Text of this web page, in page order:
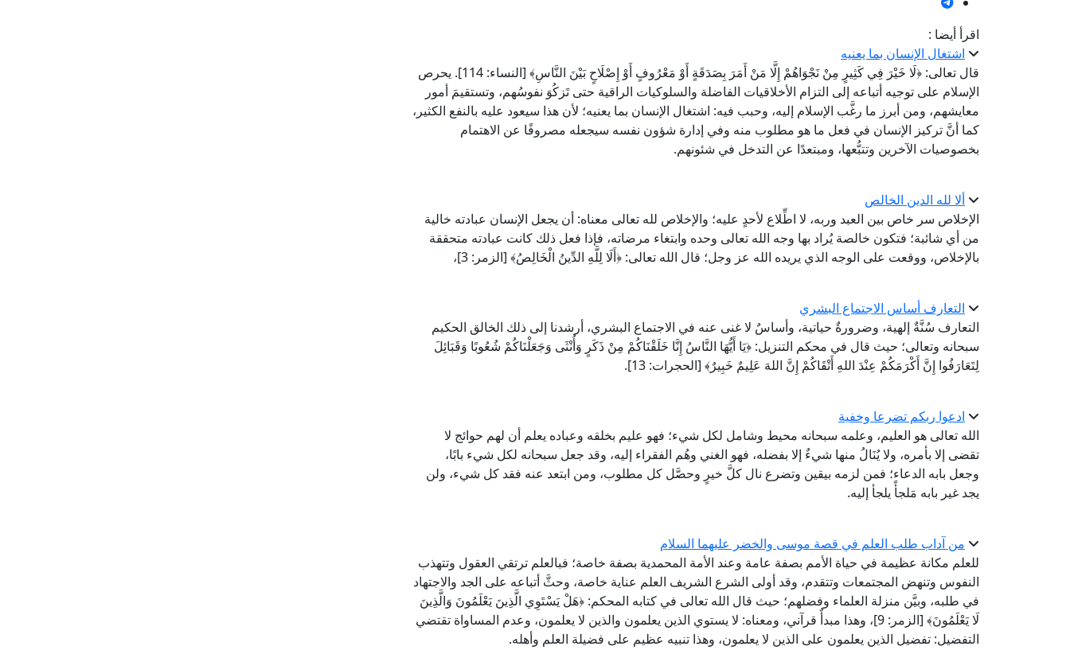
اقرأ أيضا :
اشتغال الإنسان بما يعنيه
قال تعالى: ﴿لَا خَيْرَ فِي كَثِيرٍ مِنْ نَجْوَاهُمْ إِلَّا مَنْ أَمَرَ بِصَدَقَةٍ أَوْ مَعْرُوفٍ أَوْ إِصْلَاحٍ بَيْنَ النَّاسِ﴾ [النساء: 114]. يحرص
الإسلام على توجيه أتباعه إلى التزام الأخلاقيات الفاضلة والسلوكيات الراقية حتى تَزكُوَ نفوسُهم، وتستقيمَ أمور
معايشهم، ومن أبرز ما رغَّب الإسلام إليه، وحبب فيه: اشتغال الإنسان بما يعنيه؛ لأن هذا سيعود عليه بالنفع الكثير،
كما أنَّ تركيز الإنسان في فعل ما هو مطلوب منه وفي إدارة شؤون نفسه سيجعله مصروفًا عن الاهتمام
بخصوصيات الآخرين وتتبُّعها، ومبتعدًا عن التدخل في شئونهم.
ألا لله الدين الخالص
الإخلاص سر خاص بين العبد وربه، لا اطِّلاع لأحدٍ عليه؛ والإخلاص لله تعالى معناه: أن يجعل الإنسان عبادته خالية
من أي شائبة؛ فتكون خالصة يُراد بها وجه الله تعالى وحده وابتغاء مرضاته، فإذا فعل ذلك كانت عبادته متحققة
بالإخلاص، ووقعت على الوجه الذي يريده الله عز وجل؛ قال الله تعالى: ﴿أَلَا لِلَّهِ الدِّينُ الْخَالِصُ﴾ [الزمر: 3]،
التعارف أساس الاجتماع البشري
التعارف سُنَّةٌ إلهية، وضرورةٌ حياتية، وأساسٌ لا غنى عنه في الاجتماع البشري، أرشدنا إلى ذلك الخالق الحكيم
سبحانه وتعالى؛ حيث قال في محكم التنزيل: ﴿يَا أَيُّهَا النَّاسُ إِنَّا خَلَقْنَاكُمْ مِنْ ذَكَرٍ وَأُنْثَى وَجَعَلْنَاكُمْ شُعُوبًا وَقَبَائِلَ
لِتَعَارَفُوا إِنَّ أَكْرَمَكُمْ عِنْدَ اللهِ أَتْقَاكُمْ إِنَّ اللهَ عَلِيمٌ خَبِيرٌ﴾ [الحجرات: 13].
ادعوا ربكم تضرعا وخفية
الله تعالى هو العليم، وعلمه سبحانه محيط وشامل لكل شيء؛ فهو عليم بخلقه وعباده يعلم أن لهم حوائج لا
تقضى إلا بأمره، ولا يُنَالُ منها شيءٌ إلا بفضله، فهو الغني وهُم الفقراء إليه، وقد جعل سبحانه لكل شيء بابًا،
وجعل بابه الدعاء؛ فمن لزمه بيقين وتضرع نال كلَّ خيرٍ وحصَّل كل مطلوب، ومن ابتعد عنه فقد كل شيء، ولن
يجد غير بابه مَلجأً يلجأ إليه.
من آداب طلب العلم في قصة موسى والخضر عليهما السلام
للعلم مكانة عظيمة في حياة الأمم بصفة عامة وعند الأمة المحمدية بصفة خاصة؛ فبالعلم ترتقي العقول وتتهذب
النفوس وتنهض المجتمعات وتتقدم، وقد أولى الشرع الشريف العلم عناية خاصة، وحثَّ أتباعه على الجد والاجتهاد
في طلبه، وبيَّن منزلة العلماء وفضلهم؛ حيث قال الله تعالى في كتابه المحكم: ﴿هَلْ يَسْتَوِي الَّذِينَ يَعْلَمُونَ وَالَّذِينَ
لَا يَعْلَمُونَ﴾ [الزمر: 9]، وهذا مبدأٌ قرآني، ومعناه: لا يستوي الذين يعلمون والذين لا يعلمون، وعدم المساواة تقتضي
التفضيل: تفضيل الذين يعلمون على الذين لا يعلمون، وهذا تنبيه عظيم على فضيلة العلم وأهله.